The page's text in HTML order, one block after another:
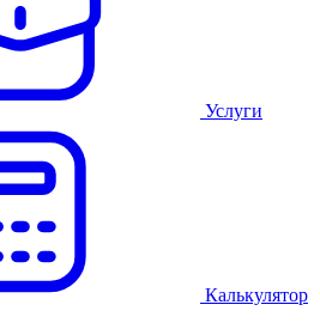
Услуги
Калькулятор